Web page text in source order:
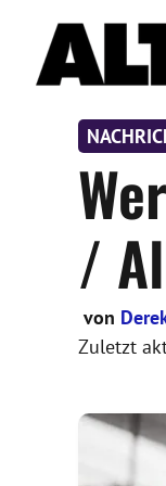
springen
/
von
Zuletzt